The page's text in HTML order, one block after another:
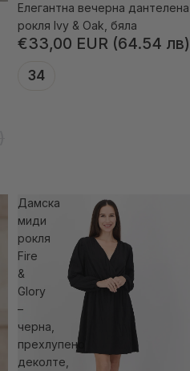
Елегантна вечерна дантелена
рокля Ivy & Oak, бяла
€33,00 EUR (64.54 лв)
34
Дамска
миди
рокля
Fire
&
Glory
–
черна,
прехлупено
деколте,